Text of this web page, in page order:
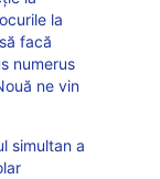
la
facă
numerus
ne vin
simultan a